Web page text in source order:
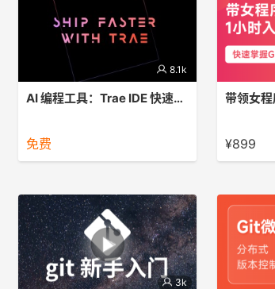
8.1k
AI 编程工具：Trae IDE 快速入门
和项目开发的基本技能，能够独立完成
简单项目的开发，并为进一步深入学习
免费 ¥899
3k